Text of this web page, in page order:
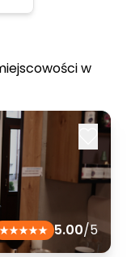
w
5.00/5